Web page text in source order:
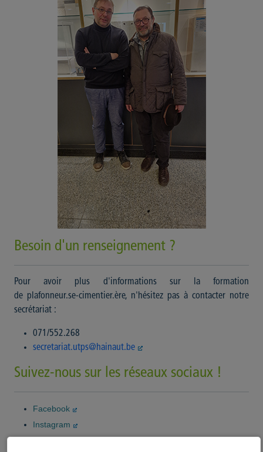
Besoin d'un renseignement ?
Pour avoir plus d'informations sur la formation
de plafonneur.se-cimentier.ère, n'hésitez pas à contacter notre
secrétariat :
071/552.268
secretariat.utps@hainaut.be
Suivez-nous sur les réseaux sociaux !
Facebook
Instagram